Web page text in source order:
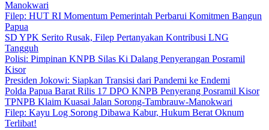
Manokwari
Filep: HUT RI Momentum Pemerintah Perbarui Komitmen Bangun
Papua
SD YPK Serito Rusak, Filep Pertanyakan Kontribusi LNG
Tangguh
Polisi: Pimpinan KNPB Silas Ki Dalang Penyerangan Posramil
Kisor
Presiden Jokowi: Siapkan Transisi dari Pandemi ke Endemi
Polda Papua Barat Rilis 17 DPO KNPB Penyerang Posramil Kisor
TPNPB Klaim Kuasai Jalan Sorong-Tambrauw-Manokwari
Filep: Kayu Log Sorong Dibawa Kabur, Hukum Berat Oknum
Terlibat!